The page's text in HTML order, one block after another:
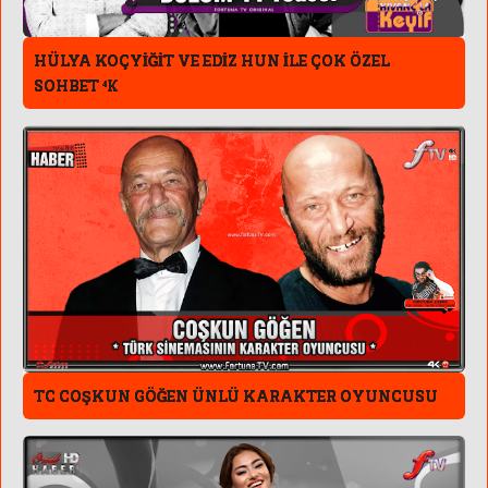
HÜLYA KOÇYİĞİT VE EDİZ HUN İLE ÇOK ÖZEL
SOHBET ⁴к
TC COŞKUN GÖĞEN ÜNLÜ KARAKTER OYUNCUSU